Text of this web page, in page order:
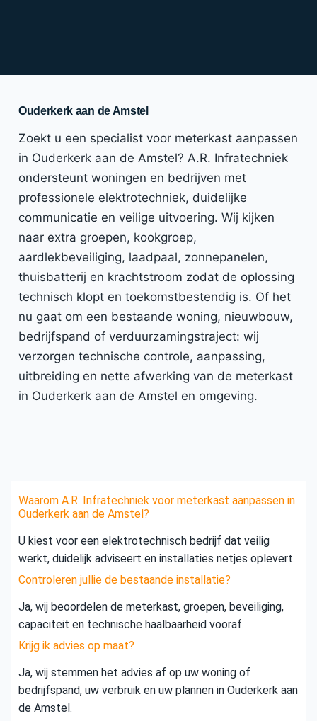
Ouderkerk aan de Amstel
Zoekt u een specialist voor meterkast aanpassen
in Ouderkerk aan de Amstel? A.R. Infratechniek
ondersteunt woningen en bedrijven met
professionele elektrotechniek, duidelijke
communicatie en veilige uitvoering. Wij kijken
naar extra groepen, kookgroep,
aardlekbeveiliging, laadpaal, zonnepanelen,
thuisbatterij en krachtstroom zodat de oplossing
technisch klopt en toekomstbestendig is. Of het
nu gaat om een bestaande woning, nieuwbouw,
bedrijfspand of verduurzamingstraject: wij
verzorgen technische controle, aanpassing,
uitbreiding en nette afwerking van de meterkast
in Ouderkerk aan de Amstel en omgeving.
Waarom A.R. Infratechniek voor meterkast aanpassen in
Ouderkerk aan de Amstel?
U kiest voor een elektrotechnisch bedrijf dat veilig
werkt, duidelijk adviseert en installaties netjes oplevert.
Controleren jullie de bestaande installatie?
Ja, wij beoordelen de meterkast, groepen, beveiliging,
capaciteit en technische haalbaarheid vooraf.
Krijg ik advies op maat?
Ja, wij stemmen het advies af op uw woning of
bedrijfspand, uw verbruik en uw plannen in Ouderkerk aan
de Amstel.